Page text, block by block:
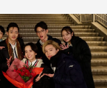
になる非情な振る
スーパースターと
大人の欲と闇にま
野を権力の座から